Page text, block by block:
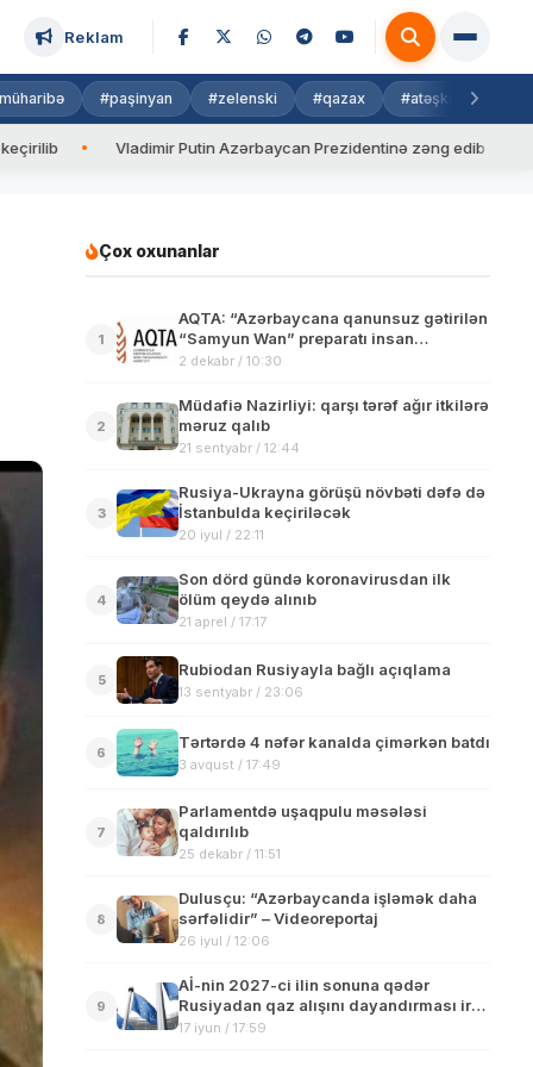
Reklam
#paşinyan #zelenski #qazax #atəşkəs
Putin Azərbaycan Prezidentinə zəng edib Valyuta
Çox oxunanlar
1
AQTA: “Azərbaycana qanunsuz gətirilən
“Samyun Wan” preparatı insan
sağlamlığı üçün təhlükəlidir”
2 dekabr / 10:30
2
Müdafiə Nazirliyi: qarşı tərəf ağır itkilərə
məruz qalıb
21 sentyabr / 12:44
3
Rusiya-Ukrayna görüşü növbəti dəfə də
İstanbulda keçiriləcək
20 iyul / 22:11
4
Son dörd gündə koronavirusdan ilk
ölüm qeydə alınıb
21 aprel / 17:17
5
Rubiodan Rusiyayla bağlı açıqlama
13 sentyabr / 23:06
6
Tərtərdə 4 nəfər kanalda çimərkən batdı
3 avqust / 17:49
7
Parlamentdə uşaqpulu məsələsi
qaldırılıb
25 dekabr / 11:51
8
Dulusçu: “Azərbaycanda işləmək daha
sərfəlidir” – Videoreportaj
26 iyul / 12:06
9
Aİ-nin 2027-ci ilin sonuna qədər
Rusiyadan qaz alışını dayandırması irəli
sürülüb
17 iyun / 17:59